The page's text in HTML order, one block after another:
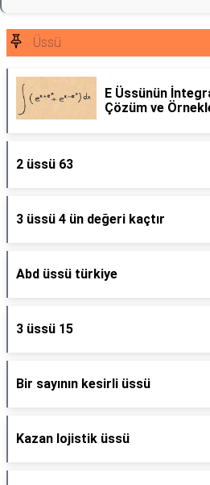
Üssü
E Üssünün
Çözüm ve
2 üssü 63
3 üssü 4 ün değeri kaçtır
Abd üssü türkiye
3 üssü 15
Bir sayının kesirli üssü
Kazan lojistik üssü